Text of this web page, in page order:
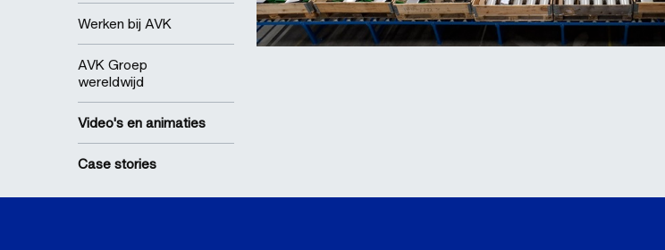
Werken bij AVK
AVK Groep
wereldwijd
Video's en animaties
Case stories